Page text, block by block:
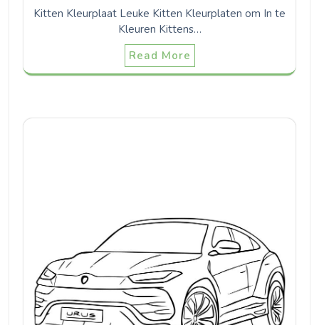
Kitten Kleurplaat Leuke Kitten Kleurplaten om In te
Kleuren Kittens…
Read More